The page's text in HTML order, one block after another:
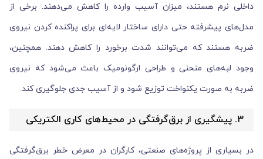
داخلی نرم هستند، میزان آسیب وارده را کاهش می‌دهند. برخی از
مدل‌های پیشرفته حتی دارای ساختار لایه‌ای برای پراکنده کردن نیروی
ضربه هستند که می‌توانند شدت برخورد را کاهش دهند. همچنین،
وجود لبه‌های منحنی و طراحی ارگونومیک باعث می‌شود که نیروی
ضربه به صورت یکنواخت توزیع شود و از آسیب جدی جلوگیری کند.
۳. پیشگیری از برق‌گرفتگی در محیط‌های کاری الکتریکی
در بسیاری از پروژه‌های صنعتی، کارگران در معرض خطر برق‌گرفتگی